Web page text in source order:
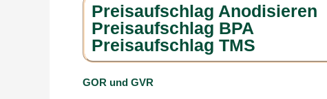
Preisaufschlag Anodisieren
Preisaufschlag BPA
Preisaufschlag TMS
GOR und GVR